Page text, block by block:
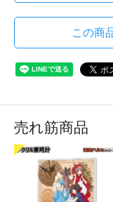
この商
売れ筋商品